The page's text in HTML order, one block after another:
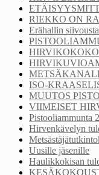
RIEKKO ON
Erähallin
ISO-
MUUTOS
VIIMEISET
Pistooliammunta
Hirvenkävelyn
Uusille jäsenille
Haulikkokisan